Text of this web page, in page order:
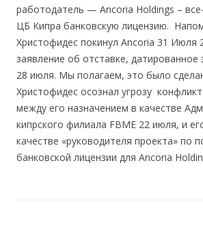
работодатель — Ancoria Holdings –
ЦБ Кипра банковскую лицензию.
Христофидес покинул Ancoria 31 Июля
заявление об отставке,
28 июля. Мы полагаем, это было
Христофидес осознал угрозу
между его назначением в качестве
кипрского филиала FBME 22 июля, и
качестве «руководителя проекта» по
банковской лицензии для Ancoria